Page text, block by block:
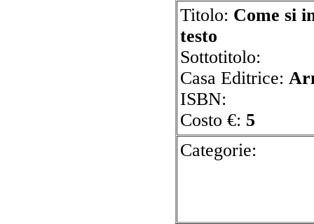
Titolo: Come si
testo
Sottotitolo:
Casa Editrice:
ISBN:
Costo €: 5